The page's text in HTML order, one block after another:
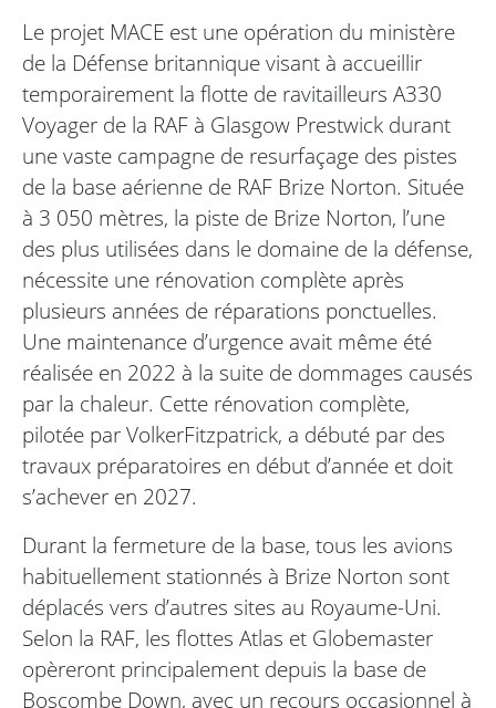
Le projet MACE est une opération du ministère
de la Défense britannique visant à accueillir
temporairement la flotte de ravitailleurs A330
Voyager de la RAF à Glasgow Prestwick durant
une vaste campagne de resurfaçage des pistes
de la base aérienne de RAF Brize Norton. Située
à 3 050 mètres, la piste de Brize Norton, l’une
des plus utilisées dans le domaine de la défense,
nécessite une rénovation complète après
plusieurs années de réparations ponctuelles.
Une maintenance d’urgence avait même été
réalisée en 2022 à la suite de dommages causés
par la chaleur. Cette rénovation complète,
pilotée par VolkerFitzpatrick, a débuté par des
travaux préparatoires en début d’année et doit
s’achever en 2027.
Durant la fermeture de la base, tous les avions
habituellement stationnés à Brize Norton sont
déplacés vers d’autres sites au Royaume-Uni.
Selon la RAF, les flottes Atlas et Globemaster
opèreront principalement depuis la base de
Boscombe Down, avec un recours occasionnel à